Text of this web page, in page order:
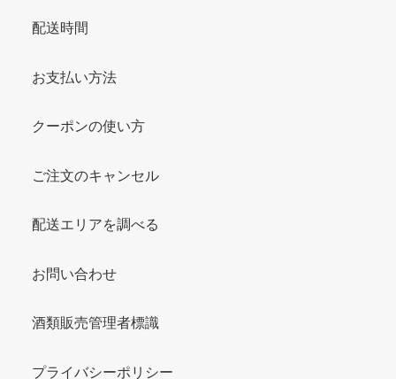
配送時間
お支払い方法
クーポンの使い方
ご注文のキャンセル
配送エリアを調べる
お問い合わせ
酒類販売管理者標識
プライバシーポリシー